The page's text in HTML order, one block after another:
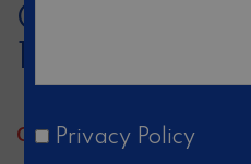
CARTHAGO
142
QUESTO VEICOLO È
Privacy Policy